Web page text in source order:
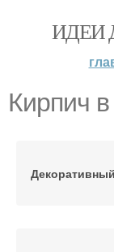
ИДЕИ
Кирпич